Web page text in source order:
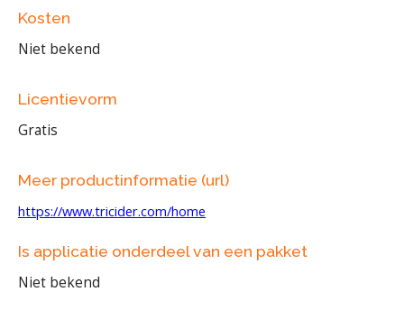
Kosten
Niet bekend
Licentievorm
Gratis
Meer productinformatie (url)
https://www.tricider.com/home
Is applicatie onderdeel van een pakket
Niet bekend